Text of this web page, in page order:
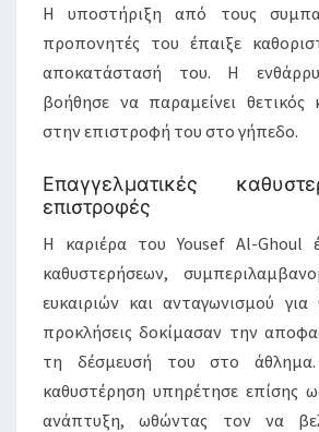
Η υποστήριξη από τους
προπονητές του έπαιξε
αποκατάστασή του. Η
βοήθησε να παραμείνει θετικός
στην επιστροφή του στο γήπεδο.
Επαγγελματικές
επιστροφές
Η καριέρα του Yousef Al-Ghoul
καθυστερήσεων,
ευκαιριών και ανταγωνισμού για
προκλήσεις δοκίμασαν την
τη δέσμευσή του στο
καθυστέρηση υπηρέτησε επίσης
ανάπτυξη, ωθώντας τον να